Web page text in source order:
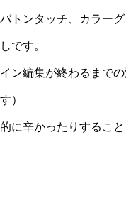
トンタッチ、カラー
です。
ン編集が終わるまで
）
に辛かったりするこ